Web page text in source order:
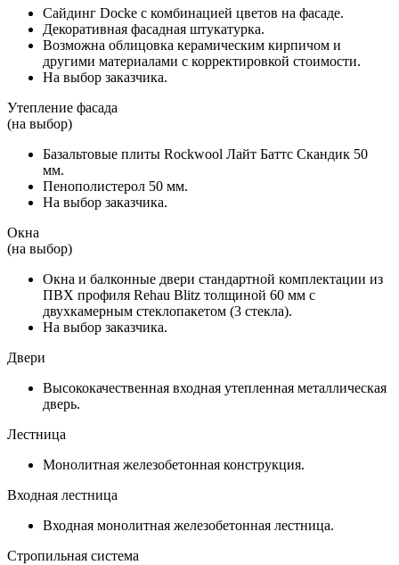
Сайдинг Docke с комбинацией цветов на фасаде.
Декоративная фасадная штукатурка.
Возможна облицовка керамическим кирпичом и
другими материалами с корректировкой стоимости.
На выбор заказчика.
Утепление фасада
(на выбор)
Базальтовые плиты Rockwool Лайт Баттс Скандик 50
мм.
Пенополистерол 50 мм.
На выбор заказчика.
Окна
(на выбор)
Окна и балконные двери стандартной комплектации из
ПВХ профиля Rehau Blitz толщиной 60 мм с
двухкамерным стеклопакетом (3 стекла).
На выбор заказчика.
Двери
Высококачественная входная утепленная металлическая
дверь.
Лестница
Монолитная железобетонная конструкция.
Входная лестница
Входная монолитная железобетонная лестница.
Стропильная система